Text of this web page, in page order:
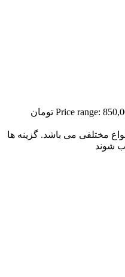
Price range: 850,000 تومان
مختلفی می باشد. گزینه ها
شوند